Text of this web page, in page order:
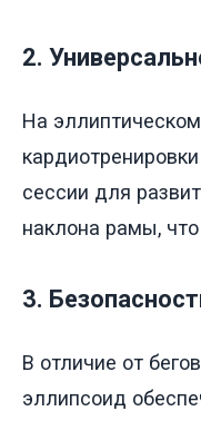
2.
На
сессии для
наклона рамы,
3.
В отличие от
эллипсоид